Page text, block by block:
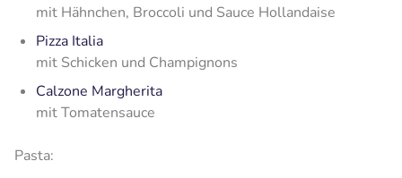
mit Hähnchen, Broccoli und Sauce Hollandaise
Pizza Italia
mit Schicken und Champignons
Calzone Margherita
mit Tomatensauce
Pasta: